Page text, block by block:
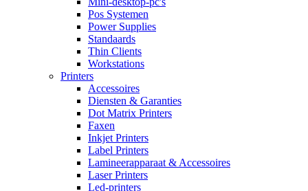
Pos Systemen
Power Supplies
Standaards
Thin Clients
Workstations
Printers
Accessoires
Diensten & Garanties
Dot Matrix Printers
Faxen
Inkjet Printers
Label Printers
Lamineerapparaat & Accessoires
Laser Printers
Led-printers